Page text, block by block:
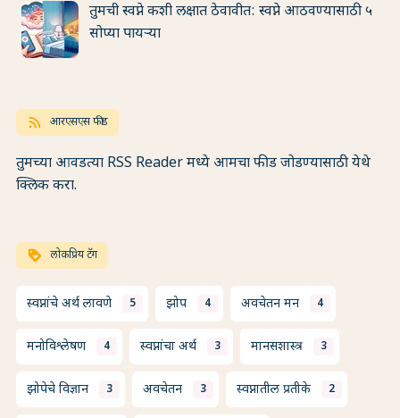
तुमची स्वप्ने कशी लक्षात ठेवावीत: स्वप्ने आठवण्यासाठी ५
सोप्या पायऱ्या
rss_feed आरएसएस फीड
तुमच्या आवडत्या RSS Reader मध्ये आमचा फीड जोडण्यासाठी येथे
क्लिक करा.
loyalty लोकप्रिय टॅग
स्वप्नांचे अर्थ लावणे 5 झोप 4 अवचेतन मन 4
मनोविश्लेषण 4 स्वप्नांचा अर्थ 3 मानसशास्त्र 3
झोपेचे विज्ञान 3 अवचेतन 3 स्वप्नातील प्रतीके 2